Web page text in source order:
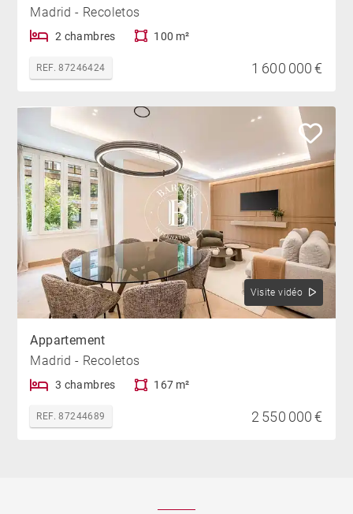
Madrid - Recoletos
2 chambres 100 m²
REF. 87246424 1 600 000 €
Visite vidéo
Appartement
Madrid - Recoletos
3 chambres 167 m²
REF. 87244689 2 550 000 €